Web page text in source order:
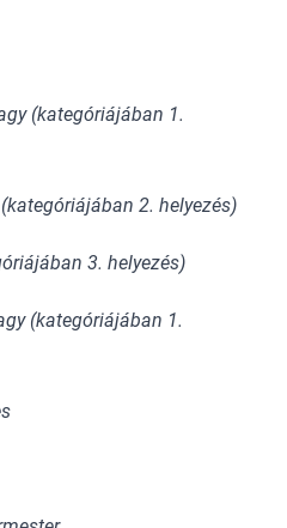
(kategóriájában 1.
2. helyezés)
3. helyezés)
(kategóriájában 1.